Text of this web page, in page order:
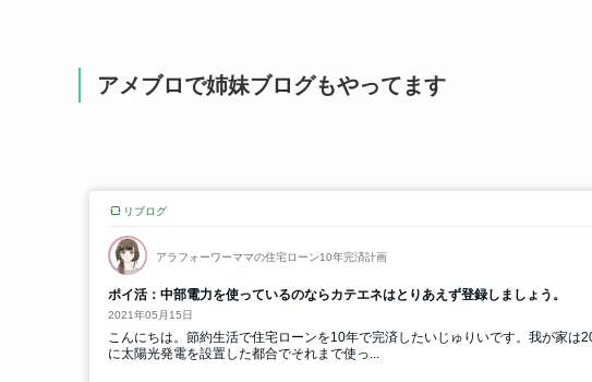
アメブロで姉妹ブログもやってます